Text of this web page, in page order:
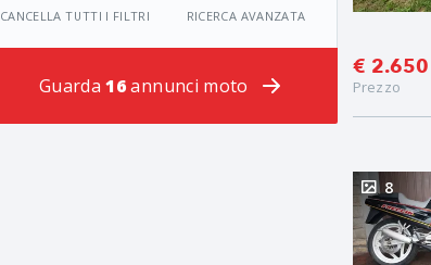
€ 2.650
Prezzo
8
CANCELLA TUTTI I FILTRI RICERCA AVANZATA
Guarda16annunci moto